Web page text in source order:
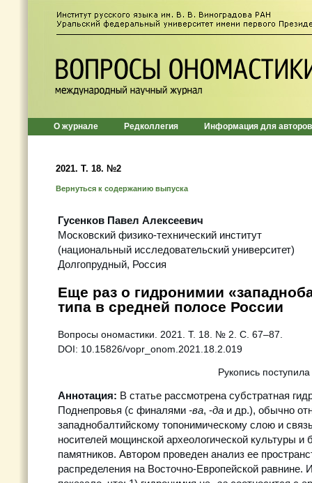
О журнале Редколлегия Информация для авторов
2021. Т. 18. №2
Вернуться к содержанию выпуска
Гусенков Павел Алексеевич
Московский физико-технический институт
(национальный исследовательский университет)
Долгопрудный, Россия
Еще раз о гидронимии
типа в средней полосе России
Вопросы ономастики. 2021. Т. 18. № 2. С. 67–87.
DOI: 10.15826/vopr_onom.2021.18.2.019
Рукопись
Аннотация: В статье рассмотрена субстратная
Поднепровья (с финалями -ва, -да и др.), обычно
западнобалтийскому топонимическому слою и
носителей мощинской археологической культуры и
памятников. Автором проведен анализ ее
распределения на Восточно-Европейской равнине.